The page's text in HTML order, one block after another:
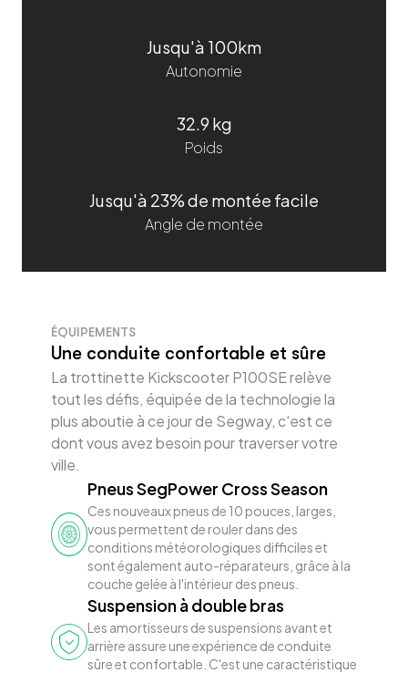
Jusqu'à 100km
Autonomie
32.9 kg
Poids
Jusqu'à 23% de montée facile
Angle de montée
ÉQUIPEMENTS
Une conduite confortable et sûre
La trottinette Kickscooter P100SE relève
tout les défis, équipée de la technologie la
plus aboutie à ce jour de Segway, c'est ce
dont vous avez besoin pour traverser votre
ville.
Pneus SegPower Cross Season
Ces nouveaux pneus de 10 pouces, larges,
vous permettent de rouler dans des
conditions météorologiques difficiles et
sont également auto-réparateurs, grâce à la
couche gelée à l'intérieur des pneus.
Suspension à double bras
Les amortisseurs de suspensions avant et
arrière assure une expérience de conduite
sûre et confortable. C'est une caractéristique